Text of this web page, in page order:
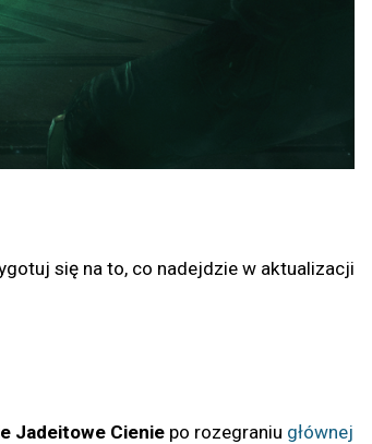
się na to, co nadejdzie w aktualizacji
Jadeitowe Cienie po rozegraniu głównej